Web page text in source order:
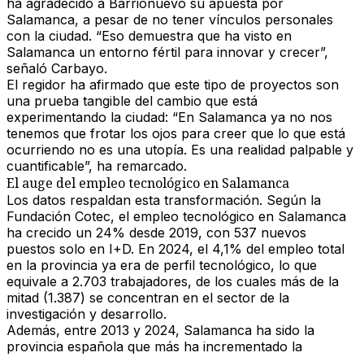
ha agradecido a Barrionuevo su apuesta por
Salamanca, a pesar de no tener vínculos personales
con la ciudad. “Eso demuestra que ha visto en
Salamanca un entorno fértil para innovar y crecer”,
señaló Carbayo.
El regidor ha afirmado que este tipo de proyectos son
una prueba tangible del cambio que está
experimentando la ciudad: “En Salamanca ya no nos
tenemos que frotar los ojos para creer que lo que está
ocurriendo no es una utopía. Es una realidad palpable y
cuantificable”, ha remarcado.
El auge del empleo tecnológico en Salamanca
Los datos respaldan esta transformación. Según la
Fundación Cotec, el empleo tecnológico en Salamanca
ha crecido un 24% desde 2019, con 537 nuevos
puestos solo en I+D. En 2024, el 4,1% del empleo total
en la provincia ya era de perfil tecnológico, lo que
equivale a 2.703 trabajadores, de los cuales más de la
mitad (1.387) se concentran en el sector de la
investigación y desarrollo.
Además, entre 2013 y 2024, Salamanca ha sido la
provincia española que más ha incrementado la